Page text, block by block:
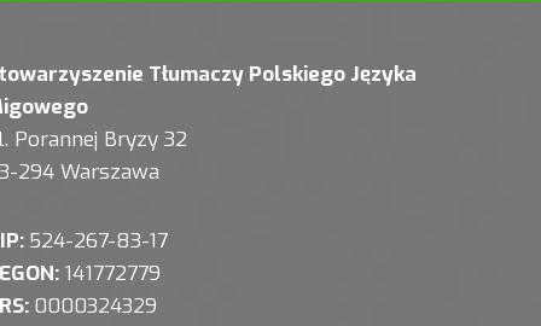
Tłumaczy Polskiego Języka
Porannej Bryzy 32
294 Warszawa
524-267-83-17
141772779
0000324329